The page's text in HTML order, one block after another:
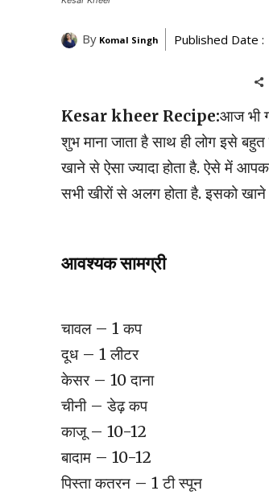
By Komal Singh Published Date :
Kesar kheer Recipe:आज भी
शुभ माना जाता है साथ ही लोग इसे
खाने से ऐसा ज्यादा होता है. ऐसे में
सभी खीरों से अलग होता है. इसको
आवश्यक सामग्री
चावल – 1 कप
दूध – 1 लीटर
केसर – 10 दाना
चीनी – डेढ़ कप
काजू – 10-12
बादाम – 10-12
पिस्ता कतरन – 1 टी स्पून